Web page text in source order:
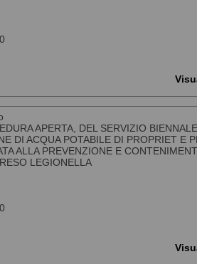
APERTA, DEL SERVIZIO
DI ACQUA POTABILE DI PROPRIET E
ALLA PREVENZIONE E
LEGIONELLA